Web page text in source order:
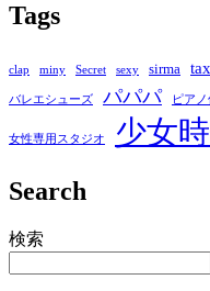
Tags
clap miny Secret sexy sirma
バレエシューズ パパパ ピア
女性専用スタジオ 少女
Search
検索